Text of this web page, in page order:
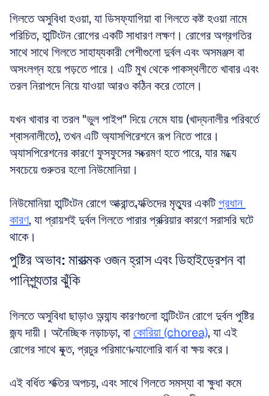
গিলতে অসুবিধা হওয়া, যা ডিসফ্যাগিয়া বা গিলতে কষ্ট হওয়া নামে
পরিচিত, হান্টিংটন রোগের একটি সাধারণ লক্ষণ। রোগের অগ্রগতির
সাথে সাথে গিলতে সাহায্যকারী পেশীগুলো দুর্বল এবং অসমঞ্জস বা
অসংলগ্ন হয়ে পড়তে পারে। এটি মুখ থেকে পাকস্থলীতে খাবার এবং
তরল নিরাপদে নিয়ে যাওয়া আরও কঠিন করে তোলে।
যখন খাবার বা তরল "ভুল পাইপ" দিয়ে নেমে যায় (খাদ্যনালীর পরিবর্তে
শ্বাসনালীতে), তখন এটি অ্যাসপিরেশনে রূপ নিতে পারে।
অ্যাসপিরেশনের কারণে ফুসফুসের সংক্রমণ হতে পারে, যার মধ্যে
সবচেয়ে গুরুতর হলো নিউমোনিয়া।
নিউমোনিয়া হান্টিংটন রোগে আক্রান্ত ব্যক্তিদের মৃত্যুর একটি প্রধান
কারণ, যা প্রায়শই দুর্বল গিলতে পারার প্রক্রিয়ার কারণে সরাসরি ঘটে
থাকে।
পুষ্টির অভাব: মারাত্মক ওজন হ্রাস এবং ডিহাইড্রেশন বা
পানিশূন্যতার ঝুঁকি
গিলতে অসুবিধা ছাড়াও অন্যান্য কারণগুলো হান্টিংটন রোগে দুর্বল পুষ্টির
জন্য দায়ী। অনৈচ্ছিক নড়াচড়া, বা কোরিয়া (chorea), যা এই
রোগের সাথে যুক্ত, প্রচুর পরিমাণে ক্যালোরি বার্ন বা ক্ষয় করে।
এই বর্ধিত শক্তির অপচয়, এবং সাথে গিলতে সমস্যা বা ক্ষুধা কমে